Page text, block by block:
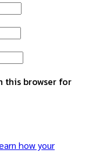
this browser for
how your